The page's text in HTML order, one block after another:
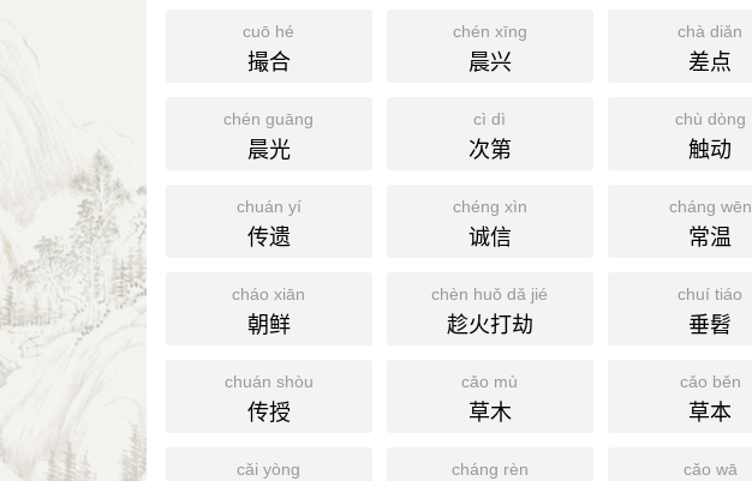
cuō hé
撮合
chén xīng
晨兴
chà diǎn
差点
chén guāng
晨光
cì dì
次第
chù dòng
触动
chuán yí
传遗
chéng xìn
诚信
cháng wēn
常温
cháo xiān
朝鲜
chèn huǒ dǎ jié
趁火打劫
chuí tiáo
垂髫
chuán shòu
传授
cǎo mù
草木
cǎo běn
草本
cǎi yòng cháng rèn cǎo wā